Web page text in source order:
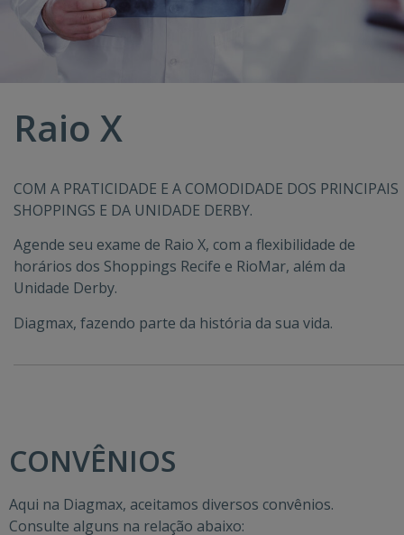
Raio X
COM A PRATICIDADE E A COMODIDADE DOS PRINCIPAIS
SHOPPINGS E DA UNIDADE DERBY.
Agende seu exame de Raio X, com a flexibilidade de
horários dos Shoppings Recife e RioMar, além da
Unidade Derby.
Diagmax, fazendo parte da história da sua vida.
CONVÊNIOS
Aqui na Diagmax, aceitamos diversos convênios.
Consulte alguns na relação abaixo: